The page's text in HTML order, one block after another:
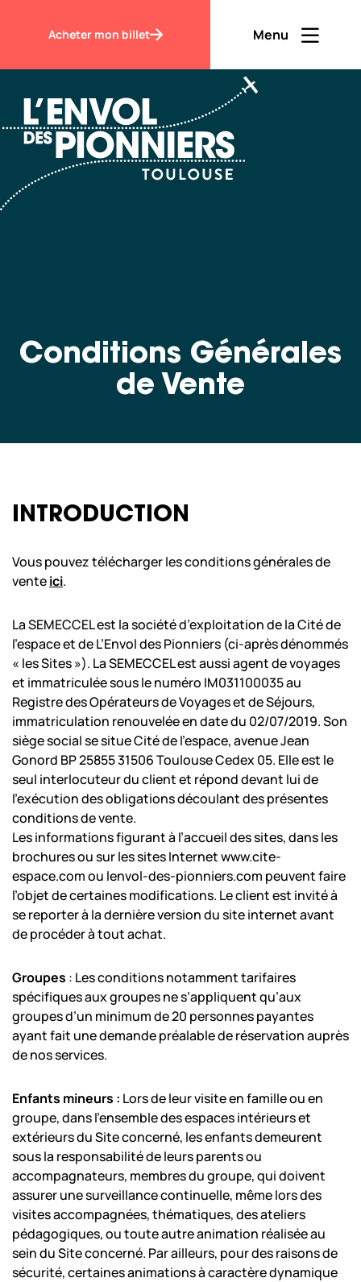
Acheter mon billet Menu
Ouvrir
Nous sommes actuellement
fermés.
Nous ouvrons aujourd’hui de 10:00
À bientôt ! Consultez tous noshoraires
d’ouvertures
Scolaires & Centre de Loisirs
Professionnels
Nos copilotes
Conditions Générales
de Vente
INTRODUCTION
Vous pouvez télécharger les conditions générales de
venteici.
La SEMECCEL est la société d’exploitation de la Cité de
l’espace et de L’Envol des Pionniers (ci-après dénommés
« les Sites »). La SEMECCEL est aussi agent de voyages
et immatriculée sous le numéro IM031100035 au
Registre des Opérateurs de Voyages et de Séjours,
immatriculation renouvelée en date du 02/07/2019. Son
siège social se situe Cité de l’espace, avenue Jean
Gonord BP 25855 31506 Toulouse Cedex 05. Elle est le
seul interlocuteur du client et répond devant lui de
l’exécution des obligations découlant des présentes
conditions de vente.
Les informations figurant à l’accueil des sites, dans les
brochures ou sur les sites Internet www.cite-
espace.com ou lenvol-des-pionniers.com peuvent faire
l’objet de certaines modifications. Le client est invité à
se reporter à la dernière version du site internet avant
de procéder à tout achat.
Groupes : Les conditions notamment tarifaires
spécifiques aux groupes ne s’appliquent qu’aux
groupes d’un minimum de 20 personnes payantes
ayant fait une demande préalable de réservation auprès
de nos services.
Enfants mineurs : Lors de leur visite en famille ou en
groupe, dans l’ensemble des espaces intérieurs et
extérieurs du Site concerné, les enfants demeurent
sous la responsabilité de leurs parents ou
accompagnateurs, membres du groupe, qui doivent
assurer une surveillance continuelle, même lors des
visites accompagnées, thématiques, des ateliers
pédagogiques, ou toute autre animation réalisée au
sein du Site concerné. Par ailleurs, pour des raisons de
sécurité, certaines animations à caractère dynamique